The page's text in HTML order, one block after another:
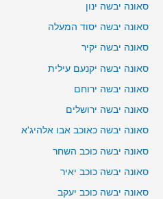
סאונה יבשה ינון
סאונה יבשה יסוד המעלה
סאונה יבשה יקיר
סאונה יבשה יקנעם עילית
סאונה יבשה ירוחם
סאונה יבשה ירושלים
סאונה יבשה כאוכב אבו אלהיג'א
סאונה יבשה כוכב השחר
סאונה יבשה כוכב יאיר
סאונה יבשה כוכב יעקב